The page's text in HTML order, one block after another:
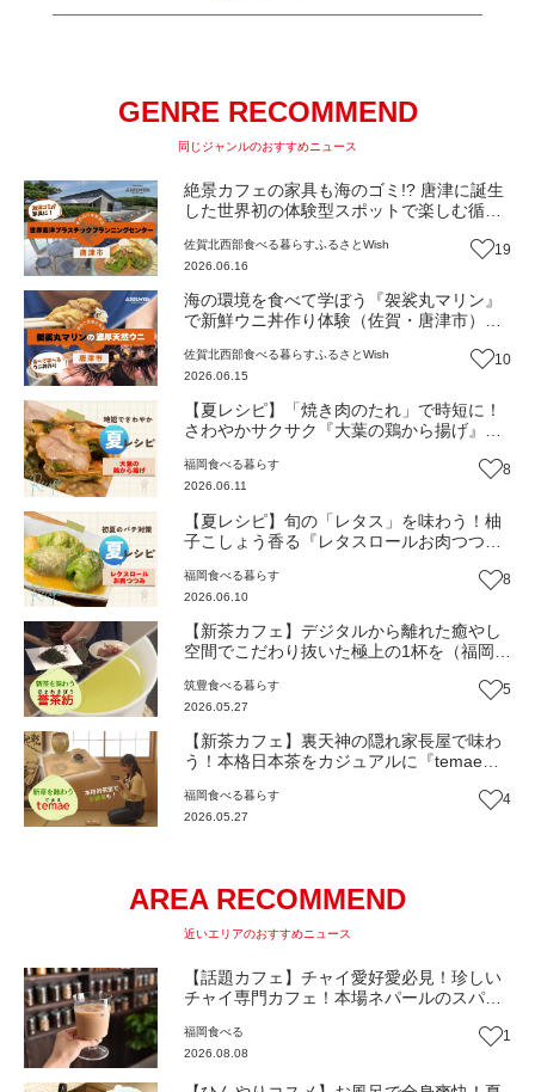
GENRE RECOMMEND
同じジャンルのおすすめニュース
絶景カフェの家具も海のゴミ!? 唐津に誕生
した世界初の体験型スポットで楽しむ循環
Wish】
佐賀北西部食べる暮らすふるさとWish
2026.06.16
19
海の環境を食べて学ぼう『袈裟丸マリン』
で新鮮ウニ丼作り体験（佐賀・唐津市）
佐賀北西部食べる暮らすふるさとWish
2026.06.15
10
【夏レシピ】「焼き肉のたれ」で時短に！
さわやかサクサク『大葉の鶏から揚げ』
福岡食べる暮らす
2026.06.11
8
【夏レシピ】旬の「レタス」を味わう！柚
子こしょう香る『レタスロールお肉つつ
福岡食べる暮らす
2026.06.10
8
【新茶カフェ】デジタルから離れた癒やし
空間でこだわり抜いた極上の1杯を（福岡・
筑豊食べる暮らす
2026.05.27
5
【新茶カフェ】裏天神の隠れ家長屋で味わ
う！本格日本茶をカジュアルに『temae』
福岡食べる暮らす
2026.05.27
4
AREA RECOMMEND
近いエリアのおすすめニュース
【話題カフェ】チャイ愛好愛必見！珍しい
チャイ専門カフェ！本場ネパールのスパイ
ン（福岡市南区）【まち歩き】
福岡食べる
2026.08.08
1